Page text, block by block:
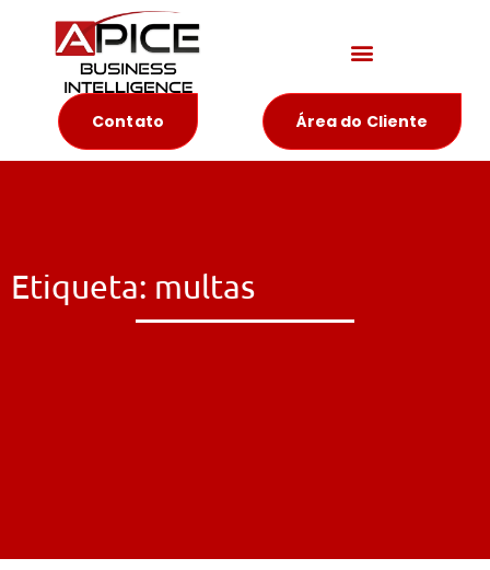
Contato Área do Cliente
Etiqueta: multas